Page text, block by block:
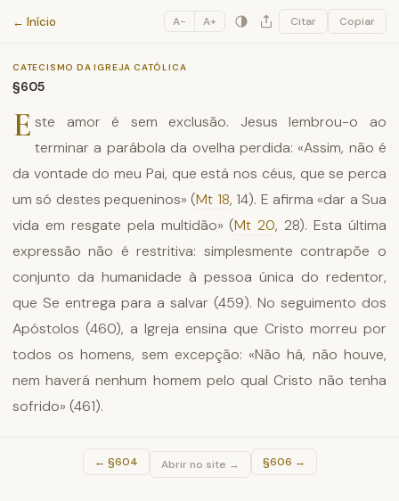
Catecismo da Igreja Católica
← Início A− A+ Citar Copiar
CATECISMO DA IGREJA CATÓLICA
§605
E ste amor é sem exclusão. Jesus lembrou-o ao
terminar a parábola da ovelha perdida: «Assim, não é
da vontade do meu Pai, que está nos céus, que se perca
um só destes pequeninos» (Mt 18, 14). E afirma «dar a Sua
vida em resgate pela multidão» (Mt 20, 28). Esta última
expressão não é restritiva: simplesmente contrapõe o
conjunto da humanidade à pessoa única do redentor,
que Se entrega para a salvar (459). No seguimento dos
Apóstolos (460), a Igreja ensina que Cristo morreu por
todos os homens, sem excepção: «Não há, não houve,
nem haverá nenhum homem pelo qual Cristo não tenha
sofrido» (461).
← §604 Abrir no site → §606 →